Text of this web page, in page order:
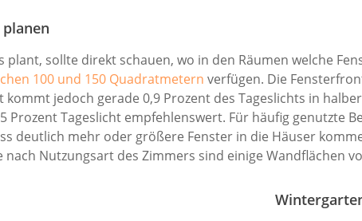
plant, sollte direkt schauen, wo in den Räumen welche
100 und 150 Quadratmetern verfügen. Die
jedoch gerade 0,9 Prozent des Tageslichts in
Prozent Tageslicht empfehlenswert. Für häufig genutzte
deutlich mehr oder größere Fenster in die Häuser
nach Nutzungsart des Zimmers sind einige Wandflächen